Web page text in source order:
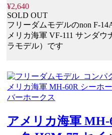
¥2,640
SOLD OUT
フリーダムモデルのnon F-
メリカ海軍 VF-111 サンダウ
ラモデル）です
アメリカ海軍 MH-